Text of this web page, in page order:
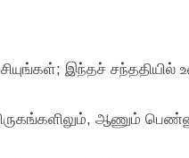
இந்தச்
ஆணும்